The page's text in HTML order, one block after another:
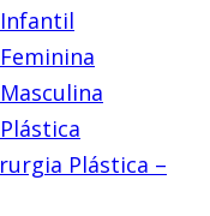
Plástica –